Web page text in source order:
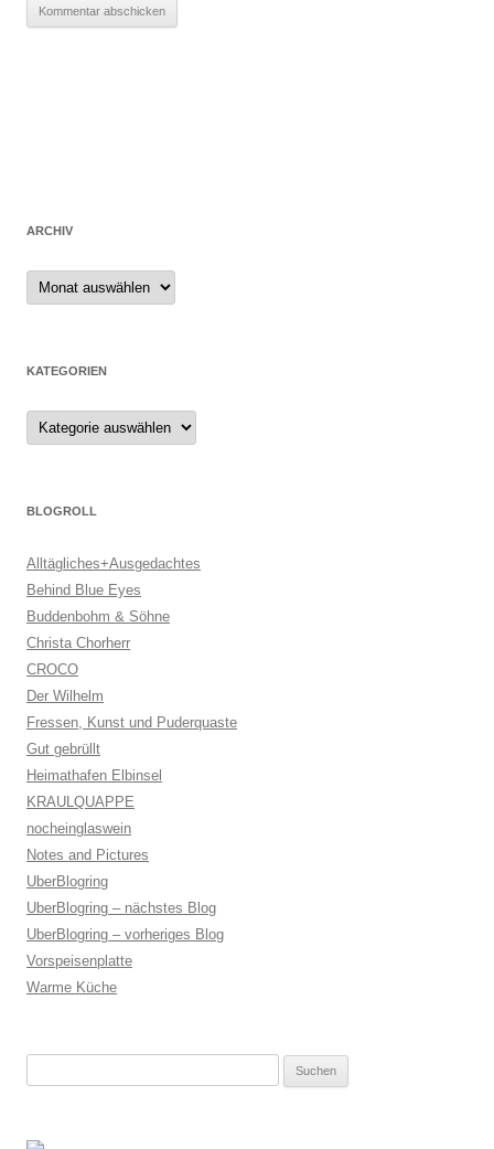
ARCHIV
Archiv
KATEGORIEN
Kategorien
BLOGROLL
Alltägliches+Ausgedachtes
Behind Blue Eyes
Buddenbohm & Söhne
Christa Chorherr
CROCO
Der Wilhelm
Fressen, Kunst und Puderquaste
Gut gebrüllt
Heimathafen Elbinsel
KRAULQUAPPE
nocheinglaswein
Notes and Pictures
UberBlogring
UberBlogring – nächstes Blog
UberBlogring – vorheriges Blog
Vorspeisenplatte
Warme Küche